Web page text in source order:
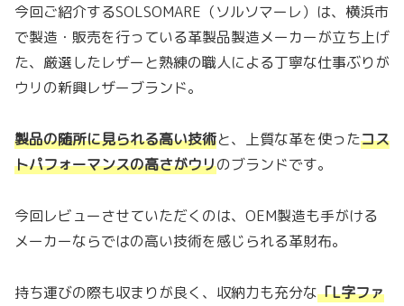
今回ご紹介するSOLSOMARE（ソルソマーレ）は、横浜市
で製造・販売を行っている革製品製造メーカーが立ち上げ
た、厳選したレザーと熟練の職人による丁寧な仕事ぶりが
ウリの新興レザーブランド。
製品の随所に見られる高い技術と、上質な革を使ったコス
トパフォーマンスの高さがウリのブランドです。
今回レビューさせていただくのは、OEM製造も手がける
メーカーならではの高い技術を感じられる革財布。
持ち運びの際も収まりが良く、収納力も充分な「L字ファ